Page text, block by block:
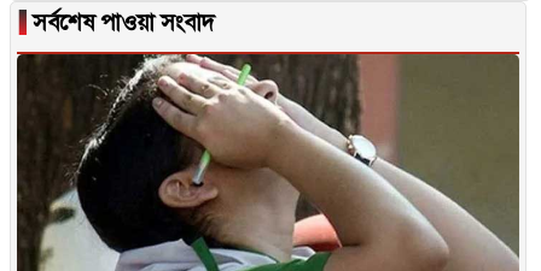
▐সর্বশেষ পাওয়া সংবাদ